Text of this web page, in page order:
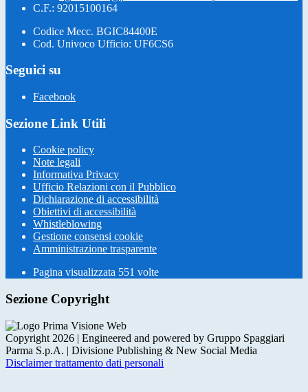
C.F.: 92015100164
Codice Mecc. BGIC84400E
Cod. Univoco Ufficio: UF6CS6
Seguici su
Facebook
Sezione Link Utili
Cookie policy
Note legali
Informativa Privacy
Ufficio Relazioni con il Pubblico
Dichiarazione di accessibilità
Obiettivi di accessibilità
Whistleblowing
Gestione consensi cookie
Amministrazione trasparente
Pagina visualizzata 551 volte
Sezione Copyright
Copyright 2026 | Engineered and powered by Gruppo Spaggiari
Parma S.p.A. | Divisione Publishing & New Social Media
Disclaimer trattamento dati personali